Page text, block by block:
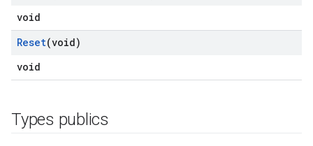
void
Reset(void)
void
Types publics